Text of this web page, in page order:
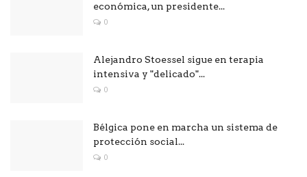
económica, un presidente...
0
Alejandro Stoessel sigue en terapia
intensiva y "delicado"...
0
Bélgica pone en marcha un sistema de
protección social...
0